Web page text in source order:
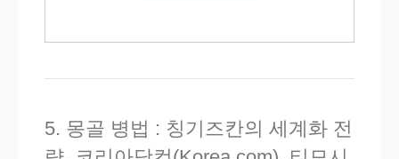
5. 몽골 병법 : 칭기즈칸의 세계화 전